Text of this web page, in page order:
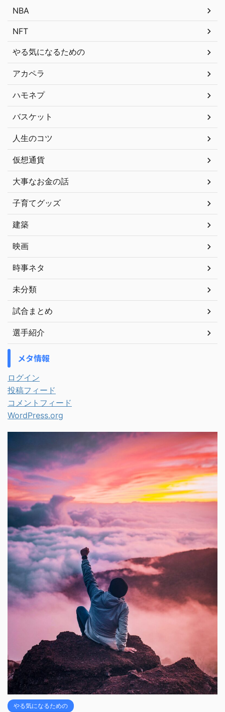
NBA
NFT
やる気になるための
アカペラ
ハモネプ
バスケット
人生のコツ
仮想通貨
大事なお金の話
子育てグッズ
建築
映画
時事ネタ
未分類
試合まとめ
選手紹介
メタ情報
ログイン
投稿フィード
コメントフィード
WordPress.org
やる気になるための